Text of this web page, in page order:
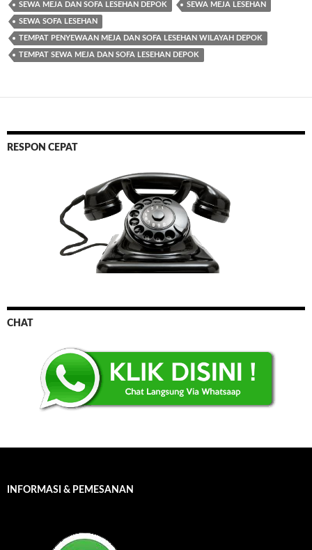
SEWA MEJA DAN SOFA LESEHAN DEPOK SEWA MEJA LESEHAN
SEWA SOFA LESEHAN
TEMPAT PENYEWAAN MEJA DAN SOFA LESEHAN WILAYAH DEPOK
TEMPAT SEWA MEJA DAN SOFA LESEHAN DEPOK
RESPON CEPAT
CHAT
INFORMASI & PEMESANAN